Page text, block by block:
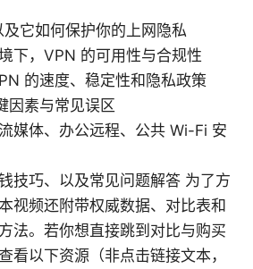
它如何保护你的上网隐私
下，VPN 的可用性与合规性
的速度、稳定性和隐私政策
因素与常见误区
媒体、办公远程、公共 Wi-Fi 安
技巧、以及常见问题解答 为了方
视频还附带权威数据、对比表和
法。若你想直接跳到对比与购买
看以下资源（非点击链接文本，